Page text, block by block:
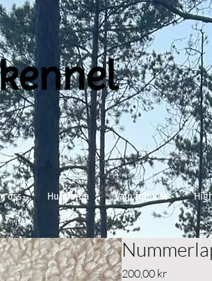
oss Hundarna Valp från oss
200,00 krPris